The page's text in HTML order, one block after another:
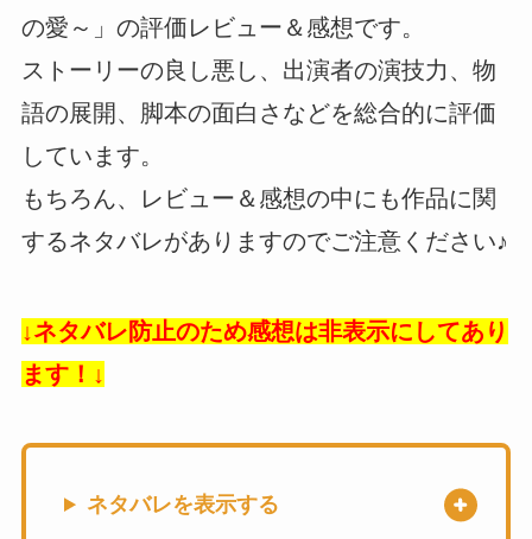
の愛～」の評価レビュー＆感想です。
ストーリーの良し悪し、出演者の演技力、物
語の展開、脚本の面白さなどを総合的に評価
しています。
もちろん、レビュー＆感想の中にも作品に関
するネタバレがありますのでご注意ください♪
↓ネタバレ防止のため感想は非表示にしてあり
ます！↓
ネタバレを表示する